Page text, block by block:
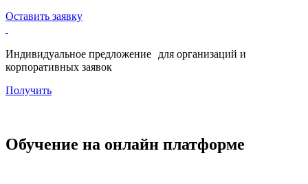
Оставить заявку
Индивидуальное предложение для организаций и
корпоративных заявок
Получить
Обучение на онлайн платформе